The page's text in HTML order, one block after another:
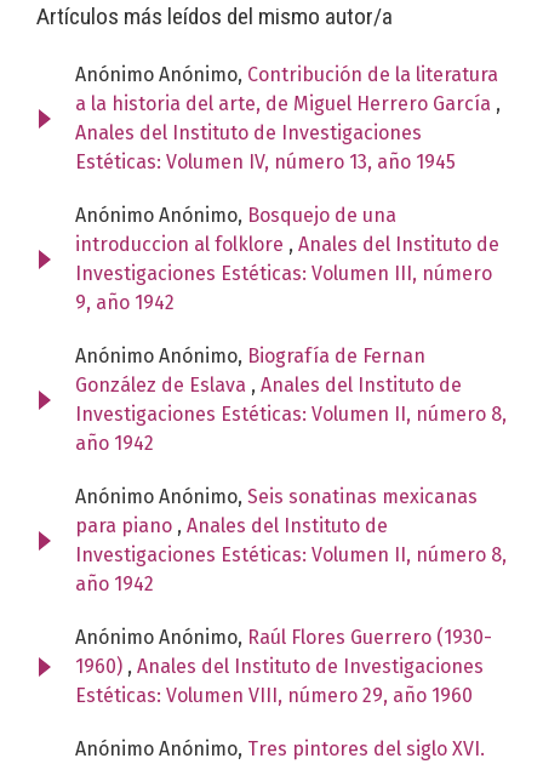
Artículos más leídos del mismo autor/a
Anónimo Anónimo, Contribución de la literatura
a la historia del arte, de Miguel Herrero García ,
Anales del Instituto de Investigaciones
Estéticas: Volumen IV, número 13, año 1945
Anónimo Anónimo, Bosquejo de una
introduccion al folklore , Anales del Instituto de
Investigaciones Estéticas: Volumen III, número
9, año 1942
Anónimo Anónimo, Biografía de Fernan
González de Eslava , Anales del Instituto de
Investigaciones Estéticas: Volumen II, número 8,
año 1942
Anónimo Anónimo, Seis sonatinas mexicanas
para piano , Anales del Instituto de
Investigaciones Estéticas: Volumen II, número 8,
año 1942
Anónimo Anónimo, Raúl Flores Guerrero (1930-
1960) , Anales del Instituto de Investigaciones
Estéticas: Volumen VIII, número 29, año 1960
Anónimo Anónimo, Tres pintores del siglo XVI.